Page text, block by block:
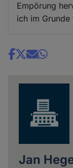
Empörung
ich im Grunde
Share
Jan